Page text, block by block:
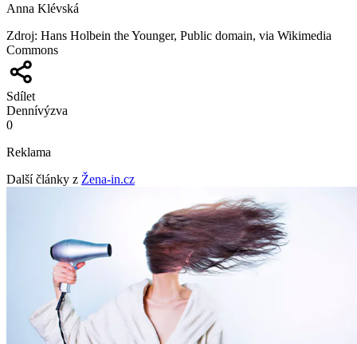
Anna Klévská
Zdroj: Hans Holbein the Younger, Public domain, via Wikimedia
Commons
Sdílet
Dennívýzva
0
Reklama
Další články z Žena-in.cz